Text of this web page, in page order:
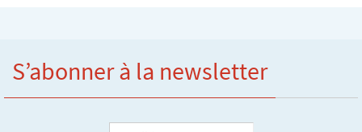
S’abonner à la newsletter